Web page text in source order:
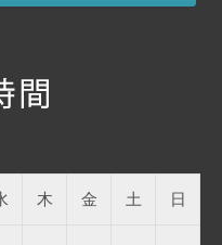
木 金 土 日